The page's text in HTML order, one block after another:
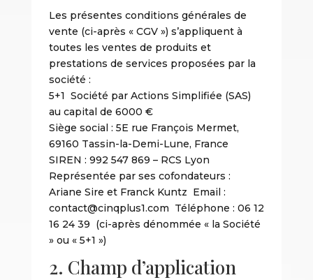
Les présentes conditions générales de
vente (ci-après « CGV ») s’appliquent à
toutes les ventes de produits et
prestations de services proposées par la
société :
5+1 Société par Actions Simplifiée (SAS)
au capital de 6000 €
Siège social : 5E rue François Mermet,
69160 Tassin-la-Demi-Lune, France
SIREN : 992 547 869 – RCS Lyon
Représentée par ses cofondateurs :
Ariane Sire et Franck Kuntz Email :
contact@cinqplus1.com Téléphone : 06 12
16 24 39 (ci-après dénommée « la Société
» ou « 5+1 »)
2. Champ d’application